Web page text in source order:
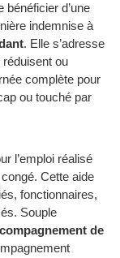
bénéficier d’une
indemnise à
. Elle s’adresse
ou
complète pour
ou touché par
l’emploi réalisé
Cette aide
fonctionnaires,
Souple
de